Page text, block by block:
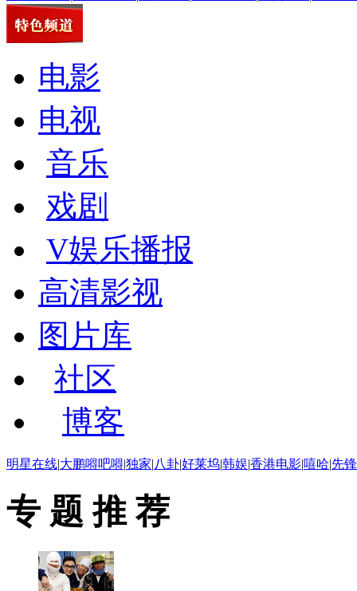
电影
电视
音乐
戏剧
V娱乐播报
高清影视
图片库
社区
博客
明星在线|大鹏嘚吧嘚|独家|八卦|好莱坞|韩娱|香港电影|嘻哈|先
专 题 推 荐